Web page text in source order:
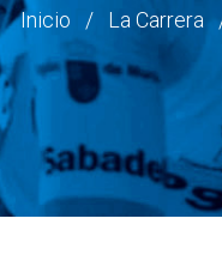
Ruta
de
navegación
Inicio La Carrera